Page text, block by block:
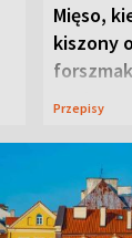
Mięso,
kiszony
uczta
Przepisy